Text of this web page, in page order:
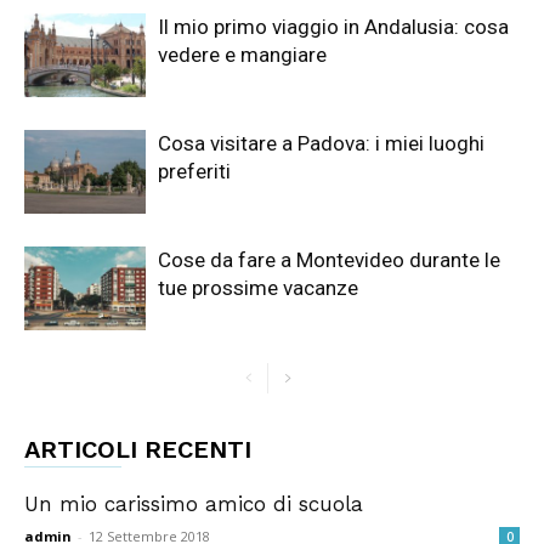
Il mio primo viaggio in Andalusia: cosa
vedere e mangiare
Cosa visitare a Padova: i miei luoghi
preferiti
Cose da fare a Montevideo durante le
tue prossime vacanze
ARTICOLI RECENTI
Un mio carissimo amico di scuola
admin - 12 Settembre 2018 0